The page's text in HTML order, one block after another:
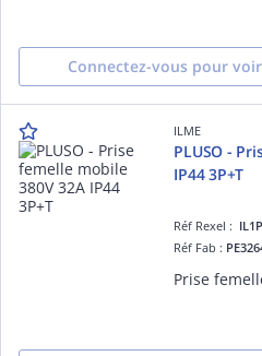
Connectez-vous pour
ILME
PLUSO -
IP44 3P+T
Réf Rexel :
Réf Fab :